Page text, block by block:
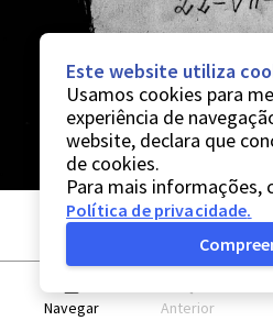
Navegar Anterior
Este website utiliza
Usamos cookies para
experiência de
website, declara que
de cookies.
Para mais informações,
Política de privacidade.